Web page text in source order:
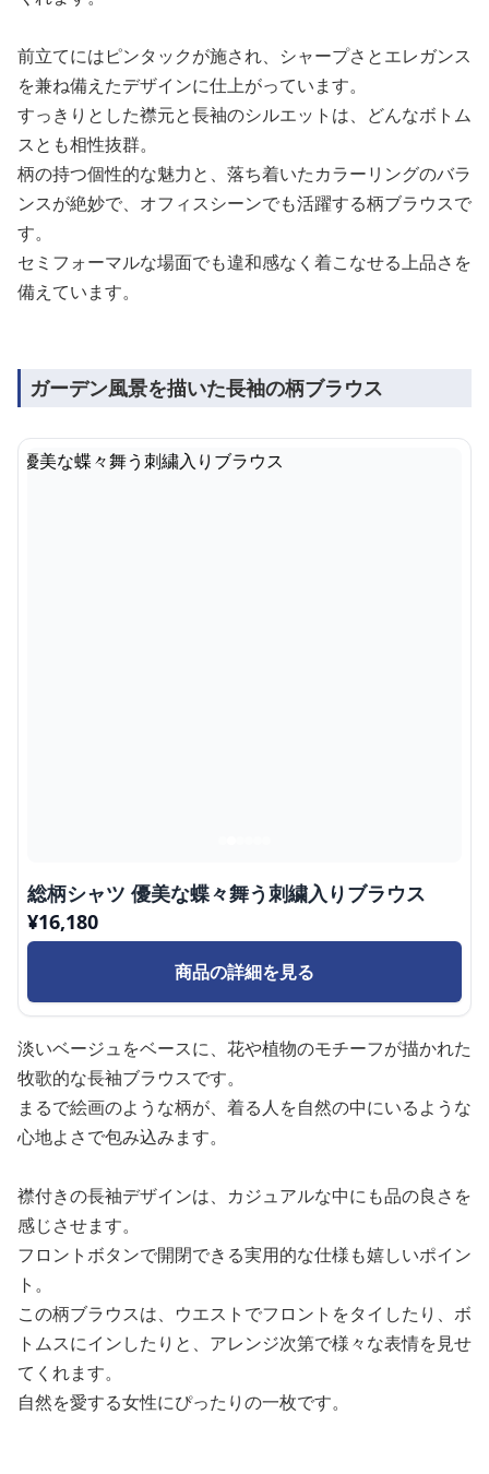
前立てにはピンタックが施され、シャープさとエレガンス
を兼ね備えたデザインに仕上がっています。
すっきりとした襟元と長袖のシルエットは、どんなボトム
スとも相性抜群。
柄の持つ個性的な魅力と、落ち着いたカラーリングのバラ
ンスが絶妙で、オフィスシーンでも活躍する柄ブラウスで
す。
セミフォーマルな場面でも違和感なく着こなせる上品さを
備えています。
ガーデン風景を描いた長袖の柄ブラウス
総柄シャツ 優美な蝶々舞う刺繍入りブラウス
¥16,180
商品の詳細を見る
淡いベージュをベースに、花や植物のモチーフが描かれた
牧歌的な長袖ブラウスです。
まるで絵画のような柄が、着る人を自然の中にいるような
心地よさで包み込みます。
襟付きの長袖デザインは、カジュアルな中にも品の良さを
感じさせます。
フロントボタンで開閉できる実用的な仕様も嬉しいポイン
ト。
この柄ブラウスは、ウエストでフロントをタイしたり、ボ
トムスにインしたりと、アレンジ次第で様々な表情を見せ
てくれます。
自然を愛する女性にぴったりの一枚です。